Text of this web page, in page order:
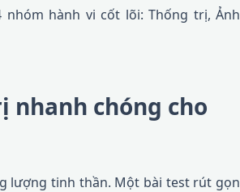
nhóm hành vi cốt lõi: Thống trị, Ảnh
nhanh chóng cho
lượng tinh thần. Một bài test rút gọn